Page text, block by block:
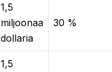
1,5
miljoonaa
dollaria
30 %
1,5